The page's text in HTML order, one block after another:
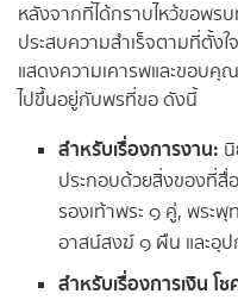
หลังจากที่ได้กราบไหว้ขอพร
ประสบความสำเร็จตามที่ตั้ง
แสดงความเคารพและขอบคุ
ไปขึ้นอยู่กับพรที่ขอ ดังนี้
สำหรับเรื่องการงาน:
ประกอบด้วยสิ่งของที่สื่
รองเท้าพระ ๑ คู่, พระ
อาสน์สงฆ์ ๑ ผืน และอุ
สำหรับเรื่องการเงิน โ